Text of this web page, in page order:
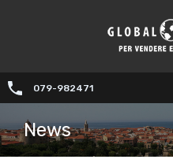
079-982471
News